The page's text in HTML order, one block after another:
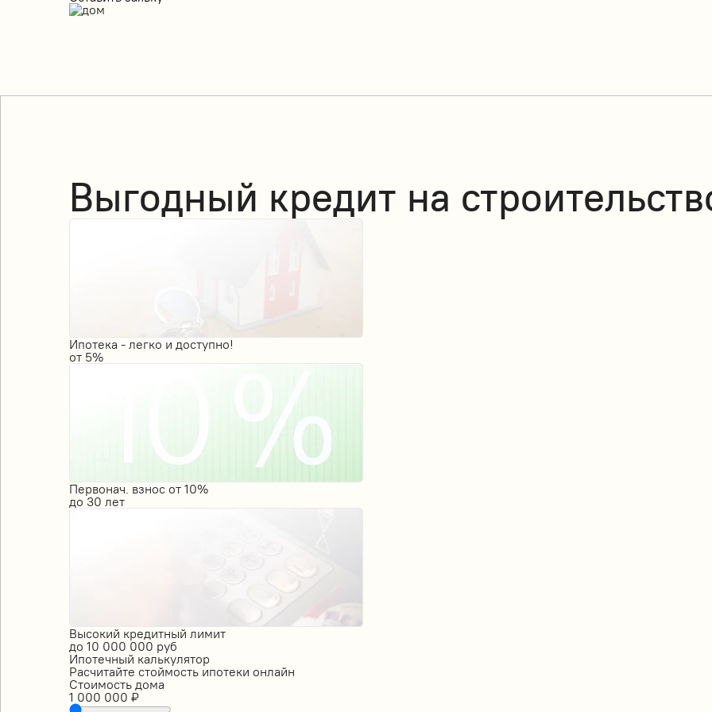
Выгодный кредит на
Ипотека - легко и доступно!
от 5%
Первонач. взнос от 10%
до 30 лет
Высокий кредитный лимит
до 10 000 000 руб
Ипотечный калькулятор
Расчитайте стоймость ипотеки онлайн
Стоимость дома
1 000 000 ₽